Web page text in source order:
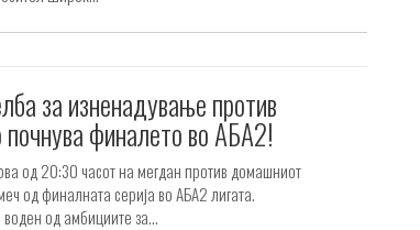
за изненадување против
финалето во АБА2!
од 20:30 часот на мегдан против домашниот
од финалната серија во АБА2 лигата.
од амбициите за...